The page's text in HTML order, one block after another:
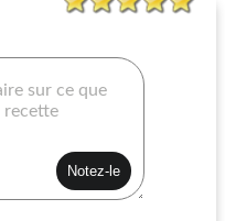
double biscuits à l'avoine